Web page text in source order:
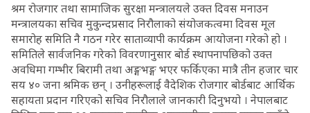
श्रम रोजगार तथा सामाजिक सुरक्षा मन्त्रालयले उक्त दिवस मनाउन
मन्त्रालयका सचिव मुकुन्दप्रसाद निरौलाको संयोजकत्वमा दिवस मूल
समारोह समिति नै गठन गरेर साताव्यापी कार्यक्रम आयोजना गरेको हो ।
समितिले सार्वजनिक गरेको विवरणानुसार बोर्ड स्थापनापछिको उक्त
अवधिमा गम्भीर बिरामी तथा अङ्गभङ्ग भएर फर्किएका मात्रै तीन हजार चार
सय ४० जना श्रमिक छन् । उनीहरूलाई वैदेशिक रोजगार बोर्डबाट आर्थिक
सहायता प्रदान गरिएको सचिव निरौलाले जानकारी दिनुभयो । नेपालबाट